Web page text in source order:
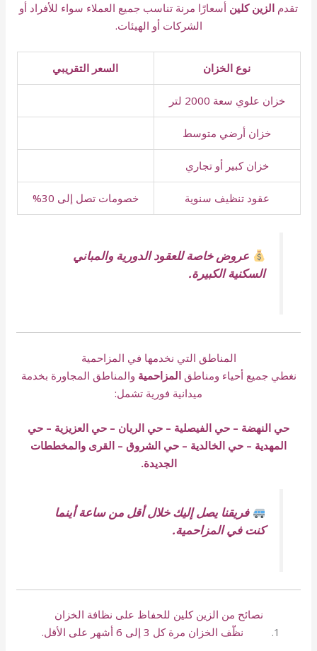
تقدم الزين كلين أسعارًا مرنة تناسب جميع العملاء سواء للأفراد أو
الشركات أو الهيئات.
نوع الخزان السعر التقريبي
خزان علوي سعة 2000 لتر
خزان أرضي متوسط
خزان كبير أو تجاري
عقود تنظيف سنوية خصومات تصل إلى 30%
عروض خاصة للعقود الدورية والمباني
السكنية الكبيرة.
المناطق التي نخدمها في المزاحمية
نغطي جميع أحياء ومناطقالمزاحمية والمناطق المجاورة بخدمة
ميدانية فورية تشمل:
حي النهضة – حي الفيصلية – حي الريان – حي العزيزية – حي
المهدية – حي الخالدية – حي الشروق – القرى والمخططات
الجديدة.
فريقنا يصل إليك خلال أقل من ساعة أينما
كنت في المزاحمية.
نصائح من الزين كلين للحفاظ على نظافة الخزان
نظّف الخزان مرة كل 3 إلى 6 أشهر على الأقل.